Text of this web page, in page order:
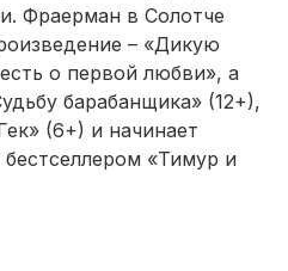
Фраерман в Солотче
– «Дикую
о первой любви», а
барабанщика» (12+),
(6+) и начинает
«Тимур и